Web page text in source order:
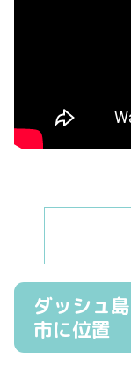
ダッシュ
市に位置